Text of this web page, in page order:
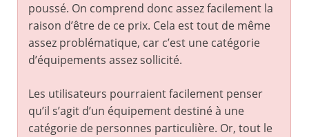
poussé. On comprend donc assez facilement la
raison d’être de ce prix. Cela est tout de même
assez problématique, car c’est une catégorie
d’équipements assez sollicité.
Les utilisateurs pourraient facilement penser
qu’il s’agit d’un équipement destiné à une
catégorie de personnes particulière. Or, tout le